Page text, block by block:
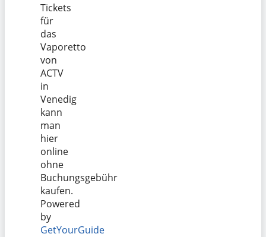
Tickets
für
das
Vaporetto
von
ACTV
in
Venedig
kann
man
hier
online
ohne
Buchungsgebühr
kaufen.
Powered
by
GetYourGuide